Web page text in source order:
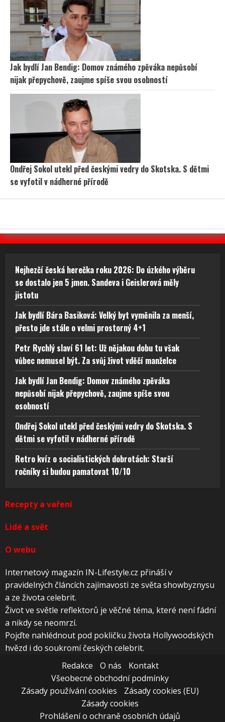
Jak bydlí Jan Bendig: Domov známého zpěváka nepůsobí
nijak přepychově, zaujme spíše svou osobností
Ondřej Sokol utekl před českými vedry do Skotska. S dětmi
se vyfotil v nádherné přírodě
Nejhezčí česká herečka roku 2026: Do úzkého výběru
se dostalo jen 5 jmen. Sandeva i Geislerová měly
jistotu
Jak bydlí Bára Basiková: Velký byt vyměnila za menší,
přesto jde stále o velmi prostorný 4+1
Petr Rychlý slaví 61 let: Už nějakou dobu tu však
vůbec nemusel být. Za svůj život vděčí manželce
Jak bydlí Jan Bendig: Domov známého zpěváka
nepůsobí nijak přepychově, zaujme spíše svou
osobností
Ondřej Sokol utekl před českými vedry do Skotska. S
dětmi se vyfotil v nádherné přírodě
Retro kvíz o socialistických dobrotách: Starší
ročníky si budou pamatovat 10/10
Recepty a vaření
Lidé a svět
O webu
Internetový magazín IN-Lifestyle.cz přináší v
pravidelných článcích zajímavosti ze světa showbyznysu
a ze života celebrit.
Život ve světle reflektorů je věčné téma, které není fádní
a nikdy se neomrzí.
Pojďte nahlédnout pod pokličku života Hollywoodských
hvězd i do soukromí českých celebrit.
Redakce
O nás
Kontakt
Všeobecné obchodní podmínky
Zásady používání cookies
Zásady cookies (EU)
Zásady cookies
Prohlášení o ochraně osobních údajů